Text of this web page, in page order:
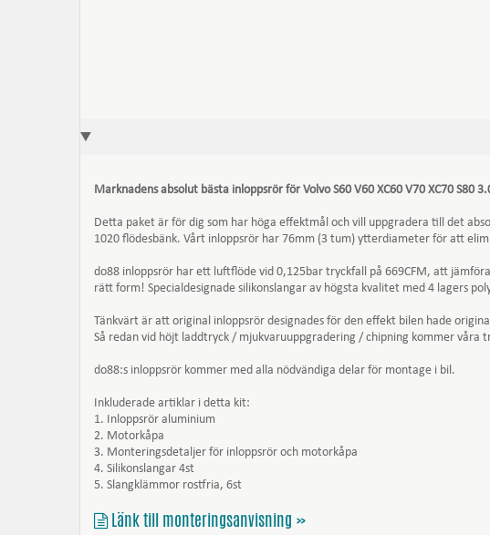
Marknadens absolut bästa inloppsrör för Volvo S60 V60 XC60 V70 XC70 S80
Detta paket är för dig som har höga effektmål och vill uppgradera till det
1020 flödesbänk. Vårt inloppsrör har 76mm (3 tum) ytterdiameter för att
do88 inloppsrör har ett luftflöde vid 0,125bar tryckfall på 669CFM, att
rätt form! Specialdesignade silikonslangar av högsta kvalitet med 4 lagers
Tänkvärt är att original inloppsrör designades för den effekt bilen hade
Så redan vid höjt laddtryck / mjukvaruuppgradering / chipning kommer
do88:s inloppsrör kommer med alla nödvändiga delar för montage i bil.
Inkluderade artiklar i detta kit:
1. Inloppsrör aluminium
2. Motorkåpa
3. Monteringsdetaljer för inloppsrör och motorkåpa
4. Silikonslangar 4st
5. Slangklämmor rostfria, 6st
Länk till monteringsanvisning »